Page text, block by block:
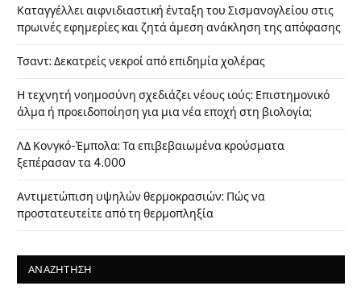
Καταγγέλλει αιφνιδιαστική ένταξη του Σισμανογλείου στις
πρωινές εφημερίες και ζητά άμεση ανάκληση της απόφασης
Τσαντ: Δεκατρείς νεκροί από επιδημία χολέρας
Η τεχνητή νοημοσύνη σχεδιάζει νέους ιούς: Επιστημονικό
άλμα ή προειδοποίηση για μια νέα εποχή στη βιολογία;
ΛΔ Κονγκό-Έμπολα: Τα επιβεβαιωμένα κρούσματα
ξεπέρασαν τα 4.000
Αντιμετώπιση υψηλών θερμοκρασιών: Πώς να
προστατευτείτε από τη θερμοπληξία
ΑΝΑΖΗΤΗΣΗ